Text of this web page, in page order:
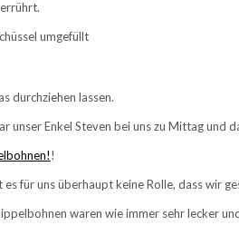
umgefüllt
durchziehen lassen.
unser Enkel Steven bei uns zu Mittag und
!
es für uns überhaupt keine Rolle, dass wir
waren wie immer sehr lecker